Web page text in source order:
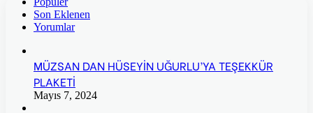
Son Eklenen
Yorumlar
MÜZSAN DAN HÜSEYİN UĞURLU’YA TEŞEKKÜR
PLAKETİ
Mayıs 7, 2024